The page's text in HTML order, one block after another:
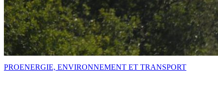
PROENERGIE, ENVIRONNEMENT ET TRANSPORT